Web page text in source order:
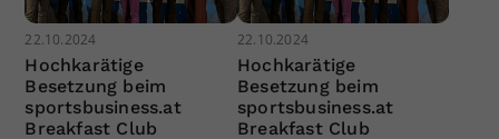
22.10.2024
Hochkarätige
Besetzung beim
sportsbusiness.at
Breakfast Club
22.10.2024
Hochkarätige
Besetzung beim
sportsbusiness.at
Breakfast Club